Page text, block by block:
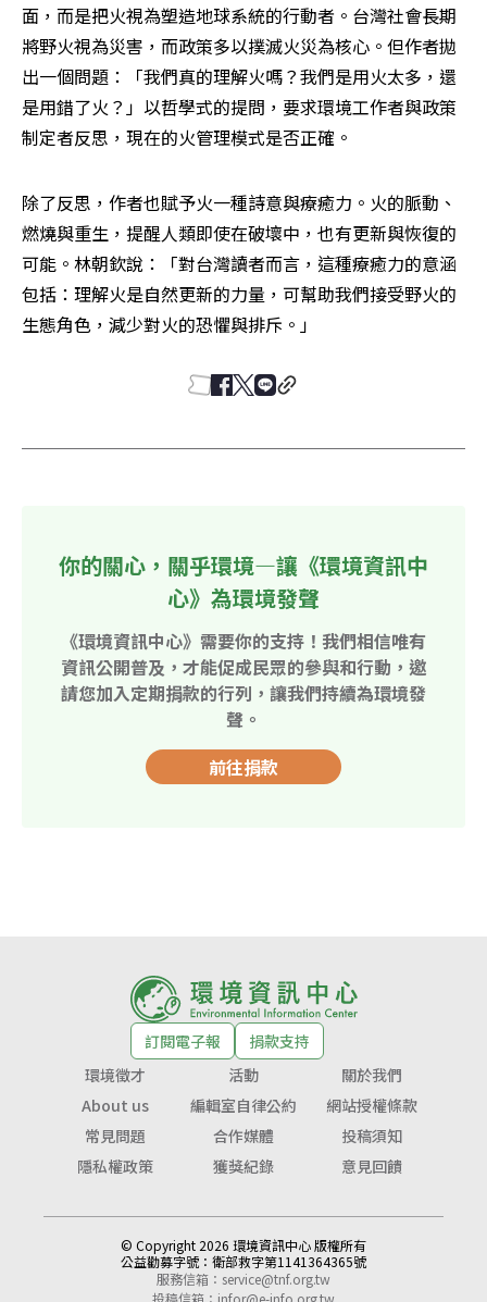
面，而是把火視為塑造地球系統的行動者。台灣社會長期
將野火視為災害，而政策多以撲滅火災為核心。但作者拋
出一個問題：「我們真的理解火嗎？我們是用火太多，還
是用錯了火？」以哲學式的提問，要求環境工作者與政策
制定者反思，現在的火管理模式是否正確。
除了反思，作者也賦予火一種詩意與療癒力。火的脈動、
燃燒與重生，提醒人類即使在破壞中，也有更新與恢復的
可能。林朝欽說：「對台灣讀者而言，這種療癒力的意涵
包括：理解火是自然更新的力量，可幫助我們接受野火的
生態角色，減少對火的恐懼與排斥。」
你的關心，關乎環境—讓《環境資訊中
心》為環境發聲
《環境資訊中心》需要你的支持！我們相信唯有
資訊公開普及，才能促成民眾的參與和行動，邀
請您加入定期捐款的行列，讓我們持續為環境發
聲。
前往捐款
訂閱電子報
捐款支持
環境徵才
活動
關於我們
About us
編輯室自律公約
網站授權條款
常見問題
合作媒體
投稿須知
隱私權政策
獲獎紀錄 意見回饋
© Copyright 2026 環境資訊中心 版權所有
公益勸募字號： 衛部救字第1141364365號
服務信箱： service@tnf.org.tw